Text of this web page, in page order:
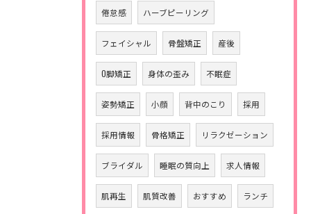
倦怠感 ハーブピーリング
フェイシャル 骨盤矯正 産後
O脚矯正 身体の歪み 不眠症
姿勢矯正 小顔 背中のこり 採用
採用情報 骨格矯正 リラクゼーション
ブライダル 睡眠の質向上 求人情報
肌再生 肌質改善 おすすめ ランチ